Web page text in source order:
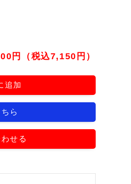
円（税込7,150円）
追加
ら
せる